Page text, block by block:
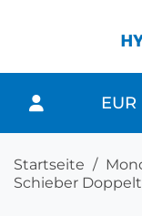
EUR
Startseite
Schieber